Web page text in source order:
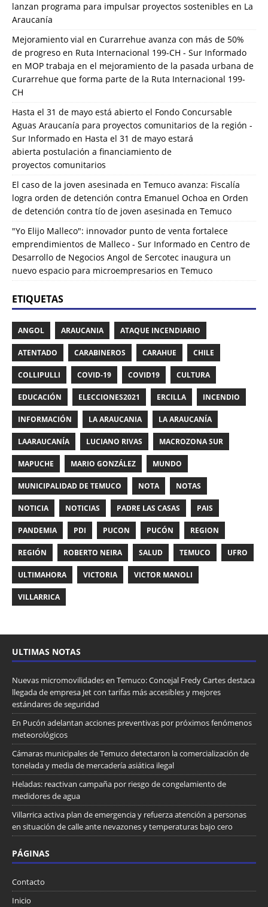
lanzan programa para impulsar proyectos sostenibles en La
Araucanía
Mejoramiento vial en Curarrehue avanza con más de 50%
de progreso en Ruta Internacional 199-CH - Sur Informado
en MOP trabaja en el mejoramiento de la pasada urbana de
Curarrehue que forma parte de la Ruta Internacional 199-
CH
Hasta el 31 de mayo está abierto el Fondo Concursable
Aguas Araucanía para proyectos comunitarios de la región -
Sur Informado en Hasta el 31 de mayo estará
abierta postulación a financiamiento de
proyectos comunitarios
El caso de la joven asesinada en Temuco avanza: Fiscalía
logra orden de detención contra Emanuel Ochoa en Orden
de detención contra tío de joven asesinada en Temuco
"Yo Elijo Malleco": innovador punto de venta fortalece
emprendimientos de Malleco - Sur Informado en Centro de
Desarrollo de Negocios Angol de Sercotec inaugura un
nuevo espacio para microempresarios en Temuco
ETIQUETAS
ANGOL ARAUCANIA ATAQUE INCENDIARIO
ATENTADO CARABINEROS CARAHUE CHILE
COLLIPULLI COVID-19 COVID19 CULTURA
EDUCACIÓN ELECCIONES2021 ERCILLA INCENDIO
INFORMACIÓN LA ARAUCANIA LA ARAUCANÍA
LAARAUCANÍA LUCIANO RIVAS MACROZONA SUR
MAPUCHE MARIO GONZÁLEZ MUNDO
MUNICIPALIDAD DE TEMUCO NOTA NOTAS
NOTICIA NOTICIAS PADRE LAS CASAS PAIS
PANDEMIA PDI PUCON PUCÓN REGION
REGIÓN ROBERTO NEIRA SALUD TEMUCO UFRO
ULTIMAHORA VICTORIA VICTOR MANOLI
VILLARRICA
ULTIMAS NOTAS
Nuevas micromovilidades en Temuco: Concejal Fredy Cartes destaca
llegada de empresa Jet con tarifas más accesibles y mejores
estándares de seguridad
En Pucón adelantan acciones preventivas por próximos fenómenos
meteorológicos
Cámaras municipales de Temuco detectaron la comercialización de
tonelada y media de mercadería asiática ilegal
Heladas: reactivan campaña por riesgo de congelamiento de
medidores de agua
Villarrica activa plan de emergencia y refuerza atención a personas
en situación de calle ante nevazones y temperaturas bajo cero
PÁGINAS
Contacto
Inicio